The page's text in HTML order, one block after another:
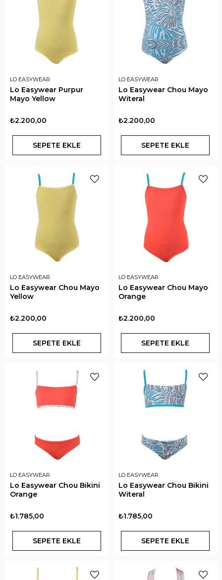
LO EASYWEAR
Lo Easywear Purpur
Mayo Yellow
₺2.200,00
SEPETE EKLE
LO EASYWEAR
Lo Easywear Chou Mayo
Witeral
₺2.200,00
SEPETE EKLE
LO EASYWEAR
Lo Easywear Chou Mayo
Yellow
₺2.200,00
SEPETE EKLE
LO EASYWEAR
Lo Easywear Chou Mayo
Orange
₺2.200,00
SEPETE EKLE
LO EASYWEAR
Lo Easywear Chou Bikini
Orange
₺1.785,00
SEPETE EKLE
LO EASYWEAR
Lo Easywear Chou Bikini
Witeral
₺1.785,00
SEPETE EKLE